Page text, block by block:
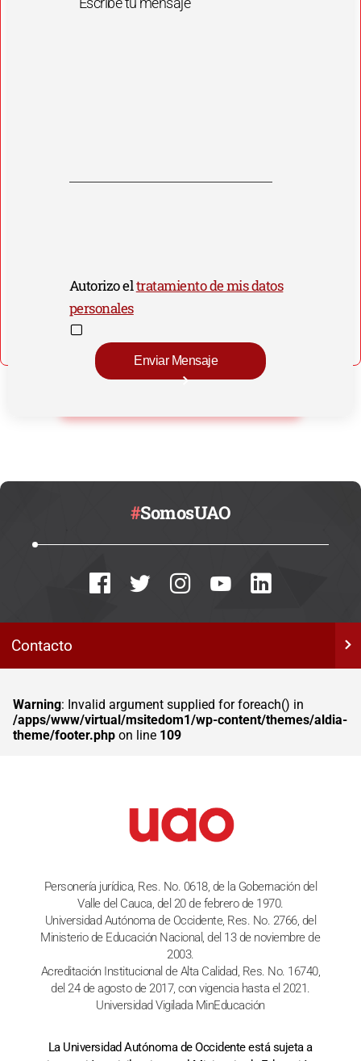
Autorizo eltratamiento de mis datos
personales
#SomosUAO
Contacto
Warning: Invalid argument supplied for foreach() in
/apps/www/virtual/msitedom1/wp-content/themes/aldia-
theme/footer.php on line 109
Personería jurídica, Res. No. 0618, de la Gobernación del
Valle del Cauca, del 20 de febrero de 1970.
Universidad Autónoma de Occidente, Res. No. 2766, del
Ministerio de Educación Nacional, del 13 de noviembre de
2003.
Acreditación Institucional de Alta Calidad, Res. No. 16740,
del 24 de agosto de 2017, con vigencia hasta el 2021.
Universidad Vigilada MinEducación
La Universidad Autónoma de Occidente está sujeta a